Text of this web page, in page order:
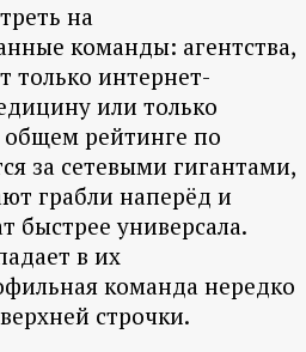
на
команды: агентства,
только интернет-
или только
общем рейтинге по
за сетевыми гигантами,
грабли наперёд и
быстрее универсала.
в их
команда нередко
строчки.